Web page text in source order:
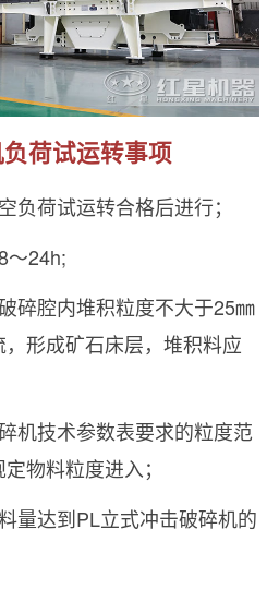
荷试运转事项
负荷试运转合格后进行；
～24h;
碎腔内堆积粒度不大于25㎜
形成矿石床层，堆积料应
机技术参数表要求的粒度范
物料粒度进入；
量达到PL立式冲击破碎机的